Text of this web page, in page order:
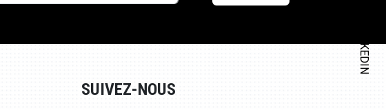
LINKEDIN
SUIVEZ-NOUS